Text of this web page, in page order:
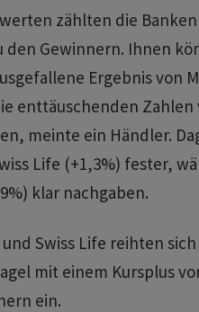
zählten die Banken
den Gewinnern. Ihnen
Ergebnis von
enttäuschenden Zahlen
meinte ein Händler.
Life (+1,3%) fester,
klar nachgaben.
Swiss Life reihten sich
mit einem Kursplus
ein.